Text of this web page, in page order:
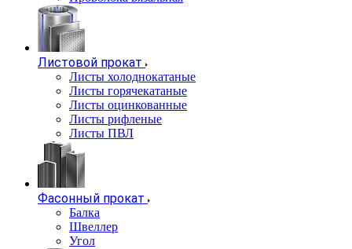
Листовой прокат
Листы холоднокатаные
Листы горячекатаные
Листы оцинкованные
Листы рифленые
Листы ПВЛ
Фасонный прокат
Балка
Швеллер
Угол